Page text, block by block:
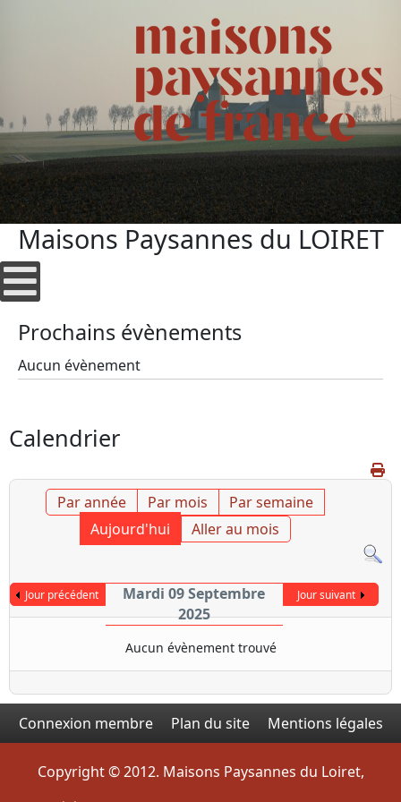
Maisons Paysannes du LOIRET
Prochains évènements
Aucun évènement
Calendrier
Par année Par mois
Par semaine
Aujourd'hui
Aller au mois
Jour précédent
Mardi 09 Septembre
2025
Jour suivant
Aucun évènement trouvé
Connexion membre Plan du site Mentions légales
Copyright © 2012. Maisons Paysannes du Loiret,